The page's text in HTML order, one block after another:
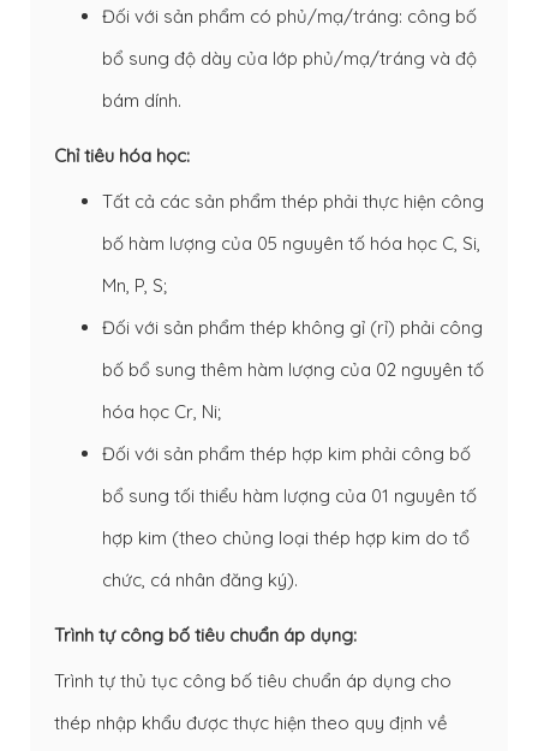
Đối với sản phẩm có phủ/mạ/tráng: công bố
bổ sung độ dày của lớp phủ/mạ/tráng và độ
bám dính.
Chỉ tiêu hóa học:
Tất cả các sản phẩm thép phải thực hiện công
bố hàm lượng của 05 nguyên tố hóa học C, Si,
Mn, P, S;
Đối với sản phẩm thép không gỉ (rỉ) phải công
bố bổ sung thêm hàm lượng của 02 nguyên tố
hóa học Cr, Ni;
Đối với sản phẩm thép hợp kim phải công bố
bổ sung tối thiểu hàm lượng của 01 nguyên tố
hợp kim (theo chủng loại thép hợp kim do tổ
chức, cá nhân đăng ký).
Trình tự công bố tiêu chuẩn áp dụng:
Trình tự thủ tục công bố tiêu chuẩn áp dụng cho
thép nhập khẩu được thực hiện theo quy định về